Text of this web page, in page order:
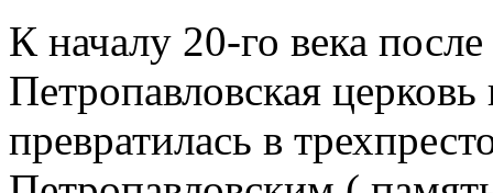
К началу 20-го века
Петропавловская
превратилась в